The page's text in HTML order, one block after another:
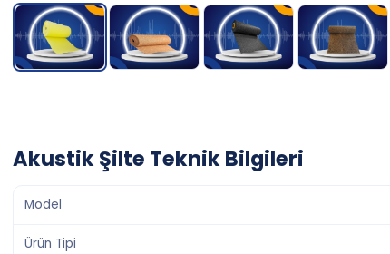
Akustik Şilte Teknik Bilgileri
Model
Ürün Tipi